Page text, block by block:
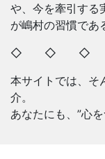
や、今を牽引する
が嶋村の習慣であ
◇ ◇ ◇
本サイトでは、そ
介。
あなたにも、”心を